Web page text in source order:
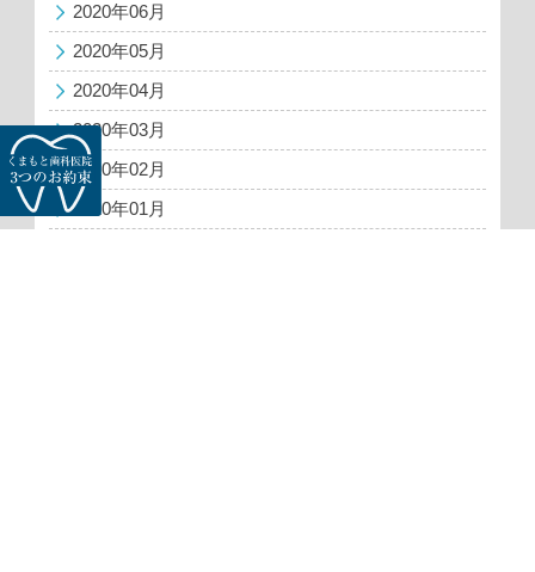
2020年06月
2020年05月
2020年04月
2020年03月
2020年02月
2020年01月